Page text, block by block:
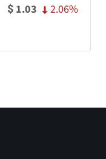
$ 1.03 2.06%